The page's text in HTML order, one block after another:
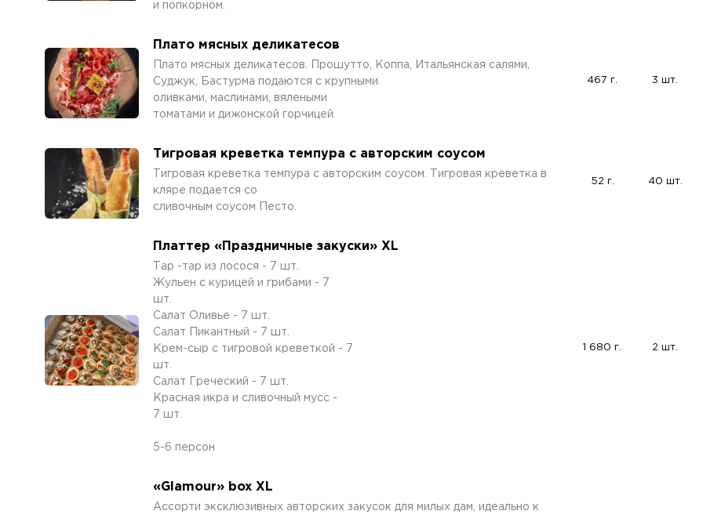
и попкорном.
Плато мясных деликатесов
Плато мясных деликатесов. Прошутто, Коппа, Итальянская салями,
Суджук, Бастурма подаются с крупными
оливками, маслинами, вялеными
томатами и дижонской горчицей.
467 г. 3 шт.
Тигровая креветка темпура с авторским соусом
Тигровая креветка темпура с авторским соусом. Тигровая креветка в
кляре подается со
сливочным соусом Песто.
52 г. 40 шт.
Платтер «Праздничные закуски» XL
Тар -тар из лосося - 7 шт.
Жульен с курицей и грибами - 7
шт.
Салат Оливье - 7 шт.
Салат Пикантный - 7 шт.
Крем-сыр с тигровой креветкой - 7
шт.
Салат Греческий - 7 шт.
Красная икра и сливочный мусс -
7 шт.
5-6 персон
1 680 г. 2 шт.
«Glamour» box XL
Ассорти эксклюзивных авторских закусок для милых дам, идеально к